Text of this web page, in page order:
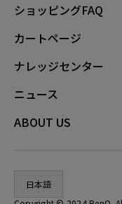
ショッピングFAQ
カートページ
ナレッジセンター
ニュース
ABOUT US
日本語